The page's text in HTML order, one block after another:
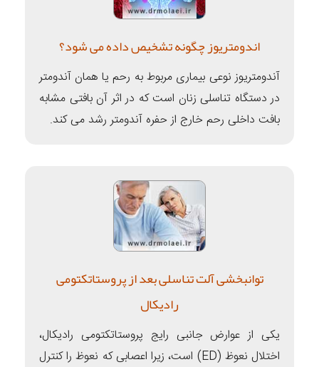
اندومتریوز چگونه تشخیص داده می شود؟
آندومتریوز نوعی بیماری مربوط به رحم یا همان آندومتر
در دستگاه تناسلی زنان است که در اثر آن بافتی مشابه
بافت داخلی رحم خارج از حفره آندومتر رشد می کند.
توانبخشی آلت تناسلی بعد از پروستاتکتومی
رادیکال
یکی از عوارض جانبی رایج پروستاتکتومی رادیکال،
اختلال نعوظ (ED) است، زیرا اعصابی که نعوظ را کنترل